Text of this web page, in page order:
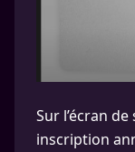
Sur l’écran
inscription